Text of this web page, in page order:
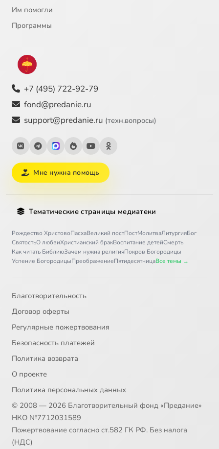
Им помогли
Программы
+7 (495) 722-92-79
fond@predanie.ru
support@predanie.ru (техн.вопросы)
Мне нужна помощь
Тематические страницы медиатеки
Рождество ХристовоПасхаВеликий постПостМолитваЛитургияБог
СвятостьО любвиХристианский бракВоспитание детейСмерть
Как читать БиблиюЗачем нужна религияПокров Богородицы
Успение БогородицыПреображениеПятидесятницаВсе темы →
Благотворительность
Договор оферты
Регулярные пожертвования
Безопасность платежей
Политика возврата
О проекте
Политика персональных данных
© 2008 — 2026 Благотворительный фонд «Предание»
НКО №7712031589
Пожертвование согласно ст.582 ГК РФ. Без налога
(НДС)